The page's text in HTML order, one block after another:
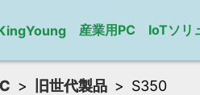
産業用PC IoTソリ
旧世代製品 S350